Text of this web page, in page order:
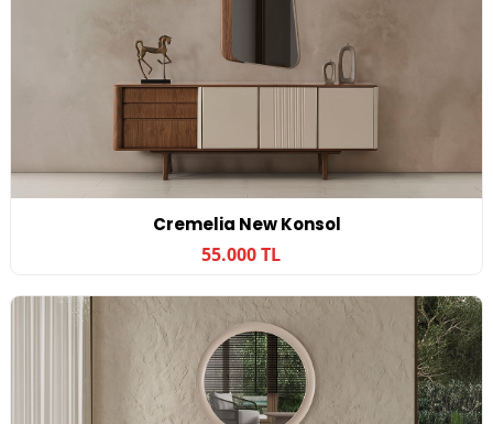
Cremelia New Konsol
55.000 TL